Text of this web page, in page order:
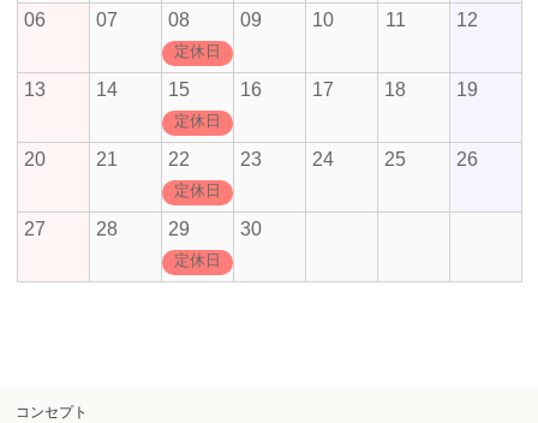
06 07 08
定休日
09 10 11 12
13 14 15
定休日
16 17 18 19
20 21 22
定休日
23 24 25 26
27 28 29
定休日
30
コンセプト